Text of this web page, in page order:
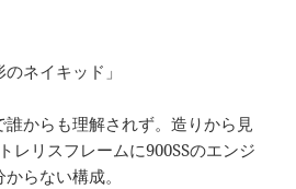
ネイキッド」
誰からも理解されず。造りから見
レリスフレームに900SSのエンジ
らない構成。